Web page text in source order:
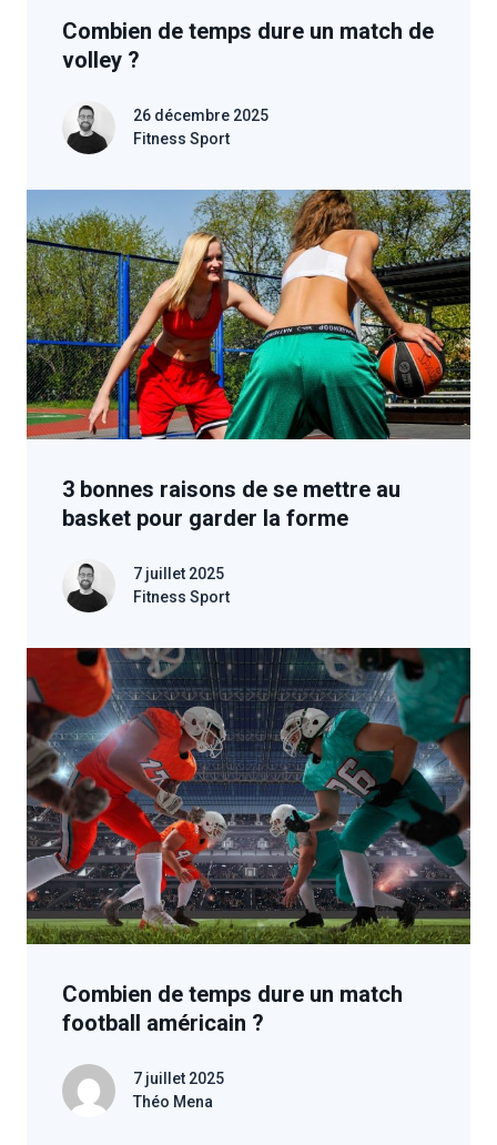
Combien de temps dure un match de
volley ?
26 décembre 2025
Fitness Sport
3 bonnes raisons de se mettre au
basket pour garder la forme
7 juillet 2025
Fitness Sport
Combien de temps dure un match
football américain ?
7 juillet 2025
Théo Mena